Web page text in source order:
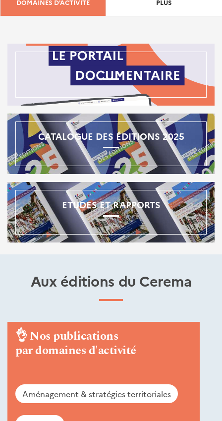
DOMAINES D'ACTIVITÉ PLUS
CATALOGUE DES ÉDITIONS 2025
ETUDES ET RAPPORTS
Aux éditions du Cerema
👌Nos publications
par domaines d'activité
Aménagement & stratégies territoriales